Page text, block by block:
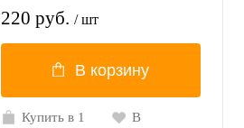
220 руб. / шт
В корзину
Купить в 1
В